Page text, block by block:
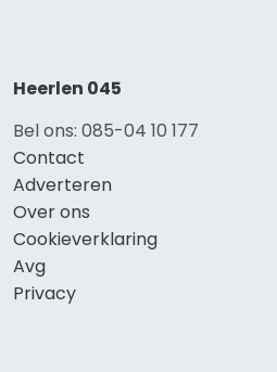
Heerlen 045
Bel ons: 085-04 10 177
Contact
Adverteren
Over ons
Cookieverklaring
Avg
Privacy